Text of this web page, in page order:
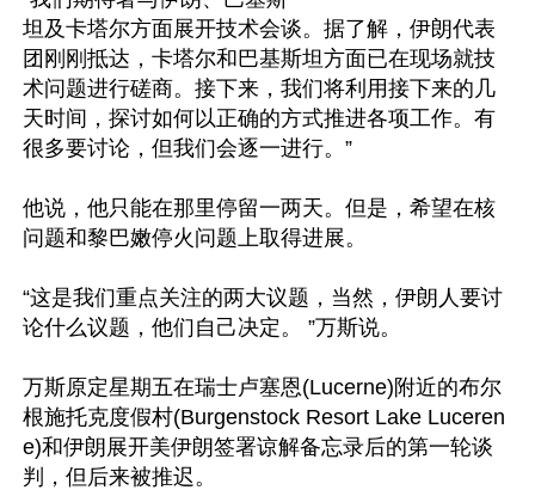
坦及卡塔尔方面展开技术会谈。据了解，伊朗代表
团刚刚抵达，卡塔尔和巴基斯坦方面已在现场就技
术问题进行磋商。接下来，我们将利用接下来的几
天时间，探讨如何以正确的方式推进各项工作。有
很多要讨论，但我们会逐一进行。”
他说，他只能在那里停留一两天。但是，希望在核
问题和黎巴嫩停火问题上取得进展。
“这是我们重点关注的两大议题，当然，伊朗人要讨
论什么议题，他们自己决定。 ”万斯说。
万斯原定星期五在瑞士卢塞恩(Lucerne)附近的布尔
根施托克度假村(Burgenstock Resort Lake Luceren
e)和伊朗展开美伊朗签署谅解备忘录后的第一轮谈
判，但后来被推迟。